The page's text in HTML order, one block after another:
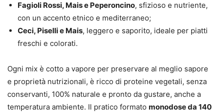
Fagioli Rossi, Mais e Peperoncino, sfizioso e nutriente,
con un accento etnico e mediterraneo;
Ceci, Piselli e Mais, leggero e saporito, ideale per piatti
freschi e colorati.
Ogni mix è cotto a vapore per preservare al meglio sapore
e proprietà nutrizionali, è ricco di proteine vegetali, senza
conservanti, 100% naturale e pronto da gustare, anche a
temperatura ambiente. Il pratico formato monodose da 140